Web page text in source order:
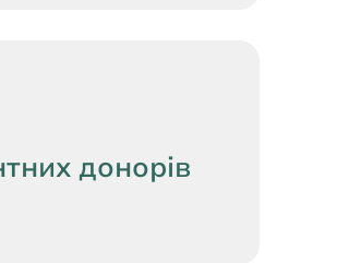
донорів